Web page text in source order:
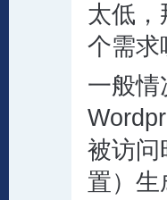
太低，
个需求
一般
被访问
置）生